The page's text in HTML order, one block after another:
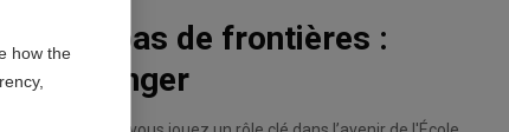
pas de frontières :
l'étranger
how the